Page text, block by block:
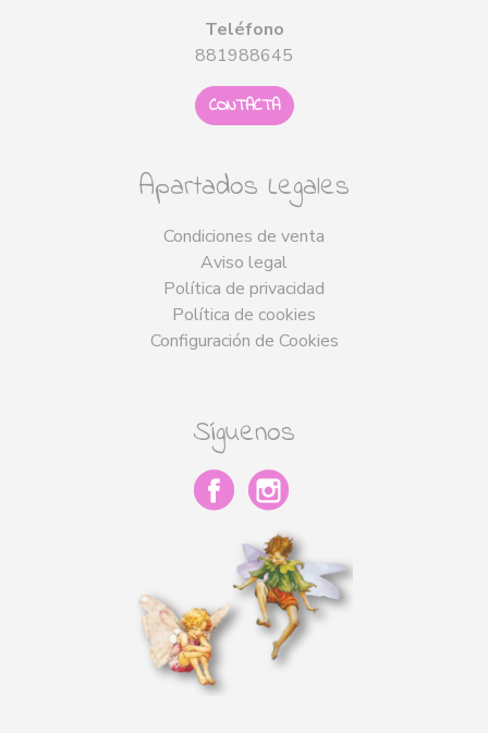
Teléfono
881988645
CONTACTA
Apartados Legales
Condiciones de venta
Aviso legal
Política de privacidad
Política de cookies
Configuración de Cookies
Síguenos